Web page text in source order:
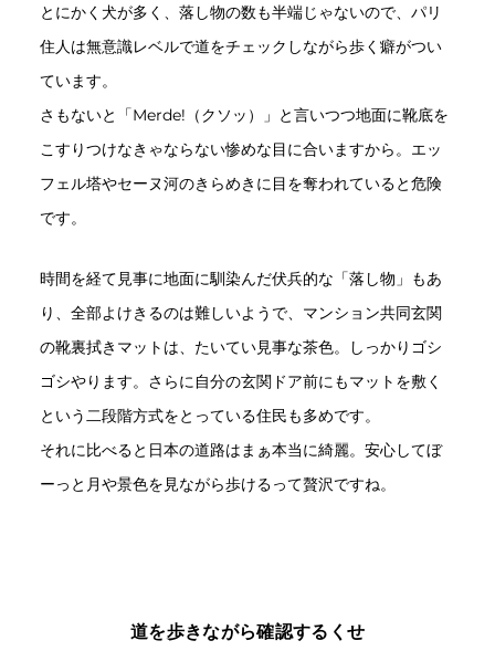
とにかく犬が多く、落し物の数も半端じゃないので、パリ
住人は無意識レベルで道をチェックしながら歩く癖がつい
ています。
さもないと「Merde!（クソッ）」と言いつつ地面に靴底を
こすりつけなきゃならない惨めな目に合いますから。エッ
フェル塔やセーヌ河のきらめきに目を奪われていると危険
です。
時間を経て見事に地面に馴染んだ伏兵的な「落し物」もあ
り、全部よけきるのは難しいようで、マンション共同玄関
の靴裏拭きマットは、たいてい見事な茶色。しっかりゴシ
ゴシやります。さらに自分の玄関ドア前にもマットを敷く
という二段階方式をとっている住民も多めです。
それに比べると日本の道路はまぁ本当に綺麗。安心してぼ
ーっと月や景色を見ながら歩けるって贅沢ですね。
道を歩きながら確認するくせ